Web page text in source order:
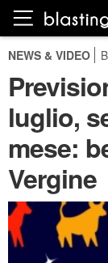
NEWS & VIDEO
luglio,
mese:
Vergine